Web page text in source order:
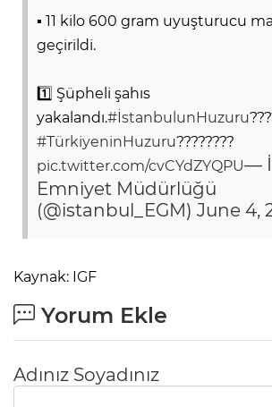
▪️ 11 kilo 600 gram uyuşturucu
geçirildi.
1️⃣ Şüpheli şahıs
yakalandı.#İstanbulunHuzuru
#TürkiyeninHuzuru????????
pic.twitter.com/cvCYdZYQPU—
Emniyet Müdürlüğü
(@istanbul_EGM) June 4,
Kaynak: IGF
Yorum Ekle
Adınız Soyadınız